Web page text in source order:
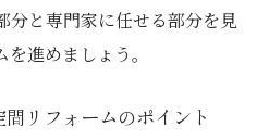
分と専門家に任せる部分を見
進めましょう。
リフォームのポイント